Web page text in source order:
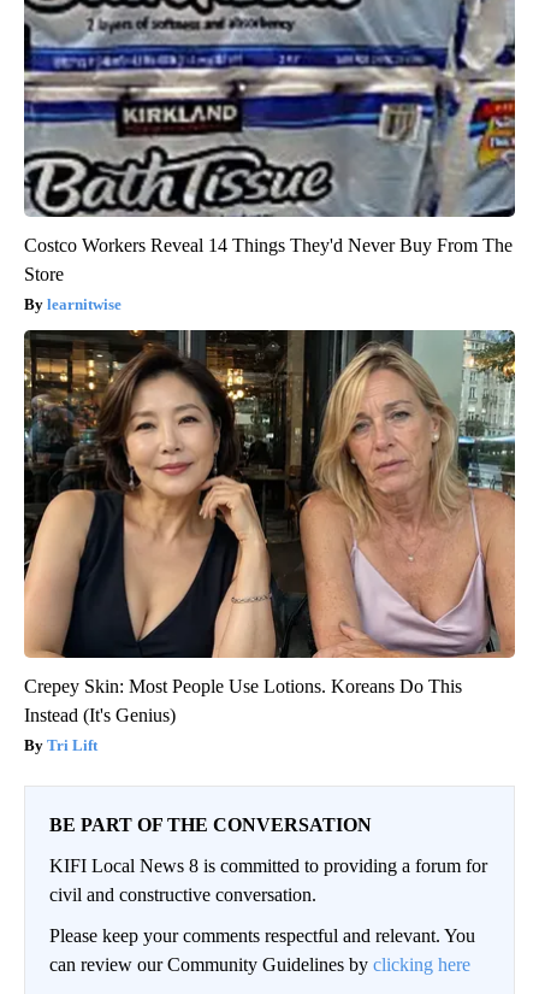
Costco Workers Reveal 14 Things They'd Never Buy From The
Store
learnitwise
Crepey Skin: Most People Use Lotions. Koreans Do This
Instead (It's Genius)
Tri Lift
BE PART OF THE CONVERSATION
KIFI Local News 8 is committed to providing a forum for
civil and constructive conversation.
Please keep your comments respectful and relevant. You
can review our Community Guidelines by clicking here